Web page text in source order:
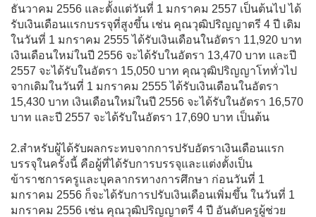
ธันวาคม 2556 และตั้งแต่วันที่ 1 มกราคม 2557 เป็นต้นไป ได้
รับเงินเดือนแรกบรรจุที่สูงขึ้น เช่น คุณวุฒิปริญญาตรี 4 ปี เดิม
ในวันที่ 1 มกราคม 2555 ได้รับเงินเดือนในอัตรา 11,920 บาท
เงินเดือนใหม่ในปี 2556 จะได้รับในอัตรา 13,470 บาท และปี
2557 จะได้รับในอัตรา 15,050 บาท คุณวุฒิปริญญาโททั่วไป
จากเดิมในวันที่ 1 มกราคม 2555 ได้รับเงินเดือนในอัตรา
15,430 บาท เงินเดือนใหม่ในปี 2556 จะได้รับในอัตรา 16,570
บาท และปี 2557 จะได้รับในอัตรา 17,690 บาท เป็นต้น
2.สำหรับผู้ได้รับผลกระทบจากการปรับอัตราเงินเดือนแรก
บรรจุในครั้งนี้ คือผู้ที่ได้รับการบรรจุและแต่งตั้งเป็น
ข้าราชการครูและบุคลากรทางการศึกษา ก่อนวันที่ 1
มกราคม 2556 ก็จะได้รับการปรับเงินเดือนเพิ่มขึ้น ในวันที่ 1
มกราคม 2556 เช่น คุณวุฒิปริญญาตรี 4 ปี อันดับครูผู้ช่วย